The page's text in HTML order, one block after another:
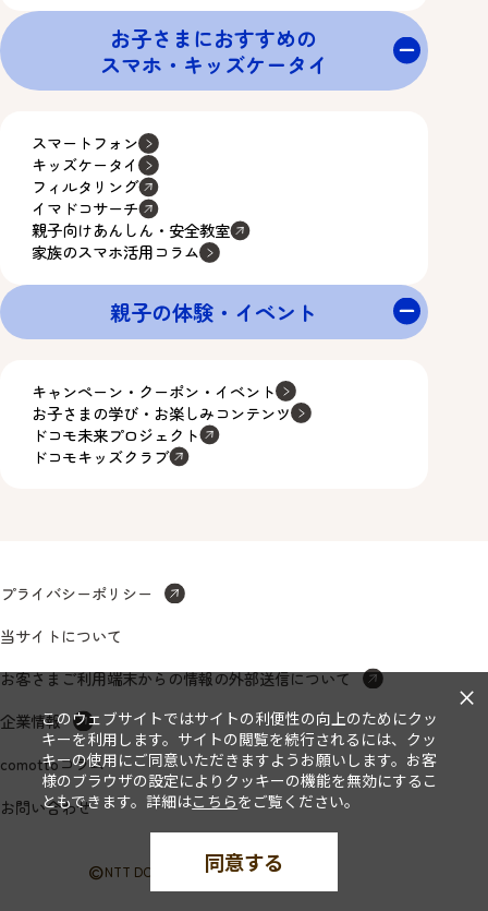
お子さまにおすすめの
スマホ・キッズケータイ
スマートフォン
キッズケータイ
フィルタリング
イマドコサーチ
親子向けあんしん・安全教室
家族のスマホ活用コラム
親子の体験・イベント
キャンペーン・クーポン・イベント
お子さまの学び・お楽しみコンテンツ
ドコモ未来プロジェクト
ドコモキッズクラブ
×
このウェブサイトではサイトの利便性の向上のためにクッ
キーを利用します。サイトの閲覧を続行されるには、クッ
キーの使用にご同意いただきますようお願いします。お客
様のブラウザの設定によりクッキーの機能を無効にするこ
ともできます。詳細はこちらをご覧ください。
同意する
プライバシーポリシー
当サイトについて
お客さまご利用端末からの情報の外部送信について
企業情報
comottoコラム
お問い合わせ
©NTT DOCOMO, INC. All Rights Reserved.